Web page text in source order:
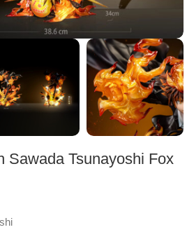
Sawada Tsunayoshi Fox